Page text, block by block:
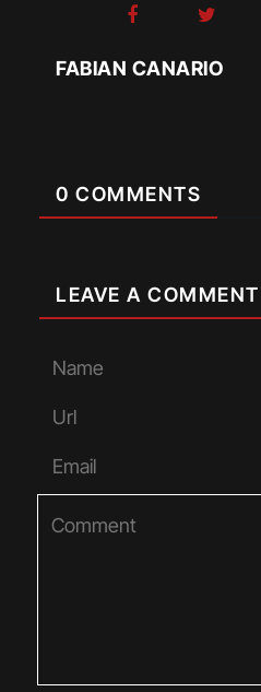
FABIAN CANARIO
0 COMMENTS
LEAVE A COMMENT